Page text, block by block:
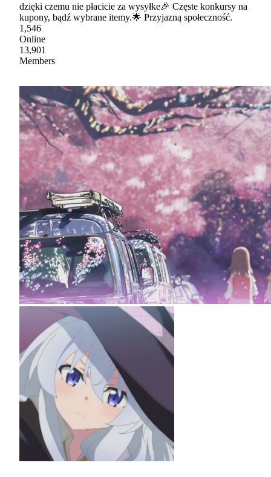
dzięki czemu nie płacicie za wysyłke🎉 Częste konkursy na
kupony, bądź wybrane itemy.🌟 Przyjazną społeczność.
1,546
Online
13,901
Members